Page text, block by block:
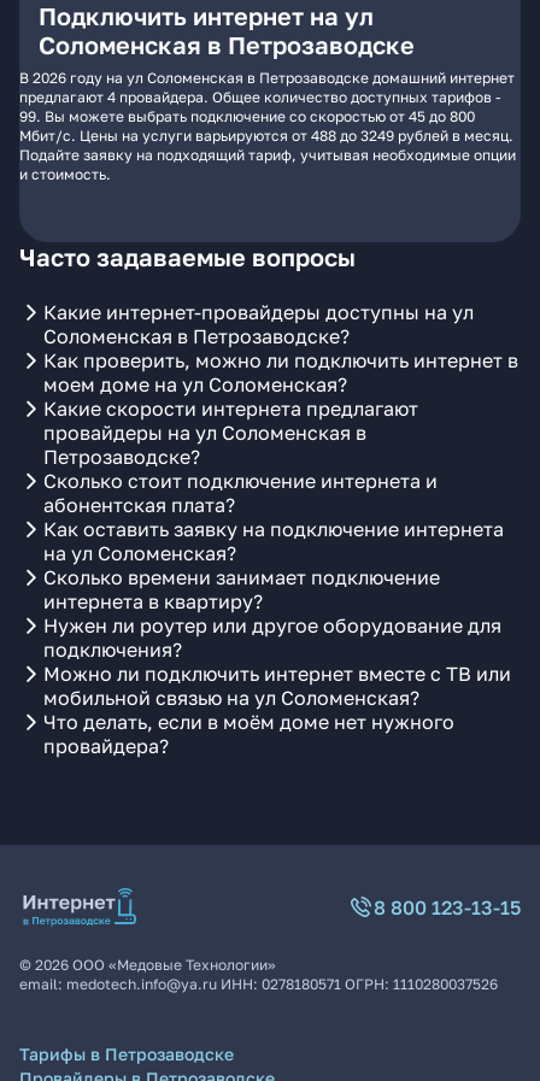
Подключить интернет на ул
Соломенская в Петрозаводске
В 2026 году на ул Соломенская в Петрозаводске домашний интернет
предлагают 4 провайдера. Общее количество доступных тарифов -
99. Вы можете выбрать подключение со скоростью от 45 до 800
Мбит/с. Цены на услуги варьируются от 488 до 3249 рублей в месяц.
Подайте заявку на подходящий тариф, учитывая необходимые опции
и стоимость.
Часто задаваемые вопросы
Какие интернет-провайдеры доступны на ул
Соломенская в Петрозаводске?
Как проверить, можно ли подключить интернет в
моем доме на ул Соломенская?
Какие скорости интернета предлагают
провайдеры на ул Соломенская в
Петрозаводске?
Сколько стоит подключение интернета и
абонентская плата?
Как оставить заявку на подключение интернета
на ул Соломенская?
Сколько времени занимает подключение
интернета в квартиру?
Нужен ли роутер или другое оборудование для
подключения?
Можно ли подключить интернет вместе с ТВ или
мобильной связью на ул Соломенская?
Что делать, если в моём доме нет нужного
провайдера?
8 800 123-13-15
© 2026 ООО «Медовые Технологии»
email: medotech.info@ya.ru ИНН: 0278180571 ОГРН: 1110280037526
Тарифы в Петрозаводске